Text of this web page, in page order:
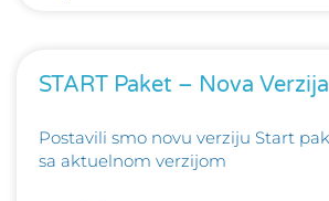
START Paket – Nova
Postavili smo novu verziju Start
sa aktuelnom verzijom